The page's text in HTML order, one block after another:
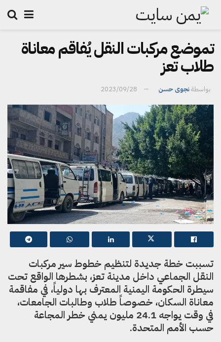
تموضع مركبات النقل يُفاقم معاناة
طلاب تعز
بواسطةنجوى حسن 2023/09/28
تسببت خطة جديدة لتنظيم خطوط سير مركبات
النقل الجماعي داخل مدينة تعز، بشطرها الواقع تحت
سيطرة الحكومة اليمنية المعترف بها دولياً، في مفاقمة
معاناة السكان، خصوصاً طلاب وطالبات الجامعات،
في وقت يواجه 24.1 مليون يمني خطر المجاعة
حسب الأمم المتحدة.